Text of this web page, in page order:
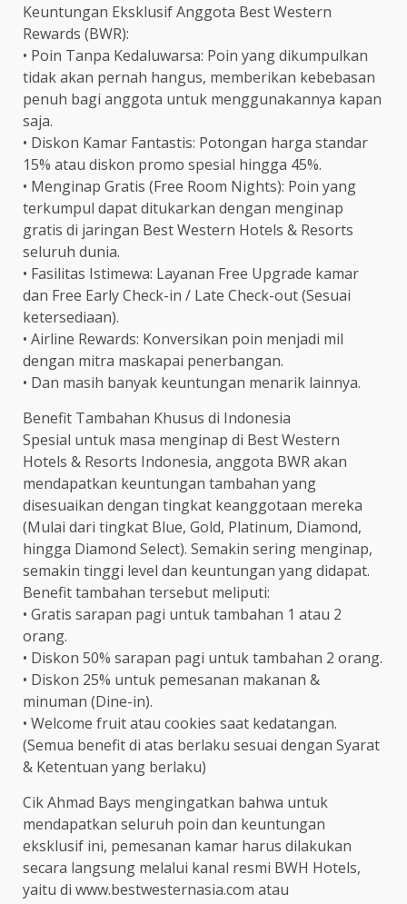
Keuntungan Eksklusif Anggota Best Western
Rewards (BWR):
• Poin Tanpa Kedaluwarsa: Poin yang dikumpulkan
tidak akan pernah hangus, memberikan kebebasan
penuh bagi anggota untuk menggunakannya kapan
saja.
• Diskon Kamar Fantastis: Potongan harga standar
15% atau diskon promo spesial hingga 45%.
• Menginap Gratis (Free Room Nights): Poin yang
terkumpul dapat ditukarkan dengan menginap
gratis di jaringan Best Western Hotels & Resorts
seluruh dunia.
• Fasilitas Istimewa: Layanan Free Upgrade kamar
dan Free Early Check-in / Late Check-out (Sesuai
ketersediaan).
• Airline Rewards: Konversikan poin menjadi mil
dengan mitra maskapai penerbangan.
• Dan masih banyak keuntungan menarik lainnya.
Benefit Tambahan Khusus di Indonesia
Spesial untuk masa menginap di Best Western
Hotels & Resorts Indonesia, anggota BWR akan
mendapatkan keuntungan tambahan yang
disesuaikan dengan tingkat keanggotaan mereka
(Mulai dari tingkat Blue, Gold, Platinum, Diamond,
hingga Diamond Select). Semakin sering menginap,
semakin tinggi level dan keuntungan yang didapat.
Benefit tambahan tersebut meliputi:
• Gratis sarapan pagi untuk tambahan 1 atau 2
orang.
• Diskon 50% sarapan pagi untuk tambahan 2 orang.
• Diskon 25% untuk pemesanan makanan &
minuman (Dine-in).
• Welcome fruit atau cookies saat kedatangan.
(Semua benefit di atas berlaku sesuai dengan Syarat
& Ketentuan yang berlaku)
Cik Ahmad Bays mengingatkan bahwa untuk
mendapatkan seluruh poin dan keuntungan
eksklusif ini, pemesanan kamar harus dilakukan
secara langsung melalui kanal resmi BWH Hotels,
yaitu di www.bestwesternasia.com atau